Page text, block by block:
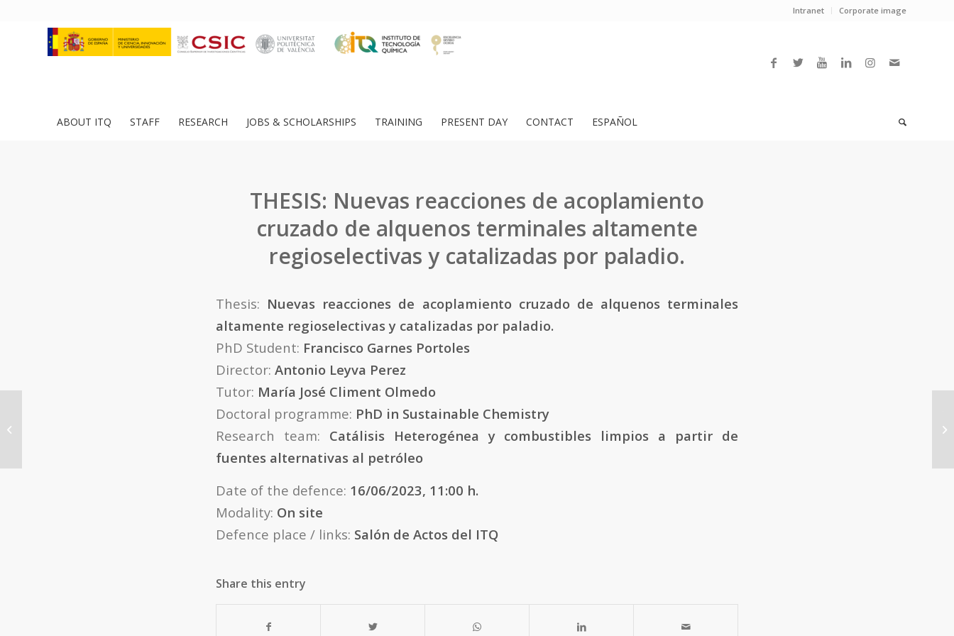
Intranet Corporate image
ABOUT ITQ STAFF RESEARCH JOBS & SCHOLARSHIPS TRAINING PRESENT DAY CONTACT ESPAÑOL
THESIS: Nuevas reacciones de acoplamiento
cruzado de alquenos terminales altamente
regioselectivas y catalizadas por paladio.
Thesis: Nuevas reacciones de acoplamiento cruzado de alquenos terminales
altamente regioselectivas y catalizadas por paladio.
PhD Student: Francisco Garnes Portoles
Director: Antonio Leyva Perez
Tutor: María José Climent Olmedo
Doctoral programme: PhD in Sustainable Chemistry
Research team: Catálisis Heterogénea y combustibles limpios a partir de
fuentes alternativas al petróleo
Date of the defence: 16/06/2023, 11:00 h.
Modality: On site
Defence place / links: Salón de Actos del ITQ
Share this entry